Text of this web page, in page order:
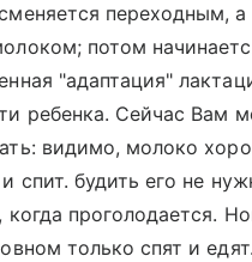
переходным,
потом
"адаптация"
ребенка. Сейчас Вам
видимо, молоко
спит. будить его не
когда проголодается.
только спят и